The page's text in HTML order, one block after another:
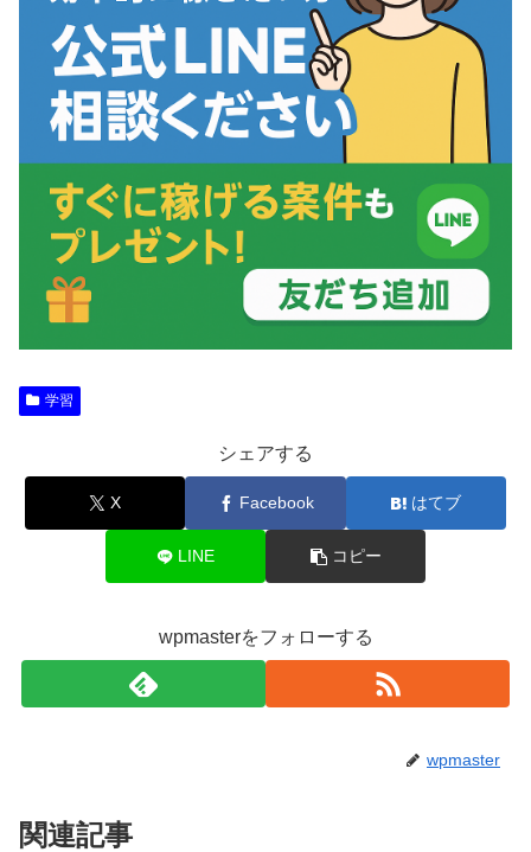
学習
シェアする
X Facebook はてブ
LINE コピー
wpmasterをフォローする
wpmaster
関連記事